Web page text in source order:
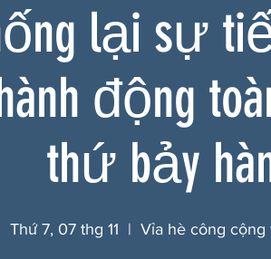
lại sự
động
thứ bảy
Thứ 7, 07 thg 11
  |
Vỉa hè công